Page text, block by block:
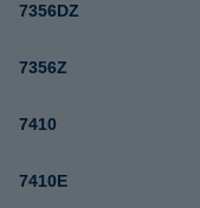
7356DZ
7356Z
7410
7410E